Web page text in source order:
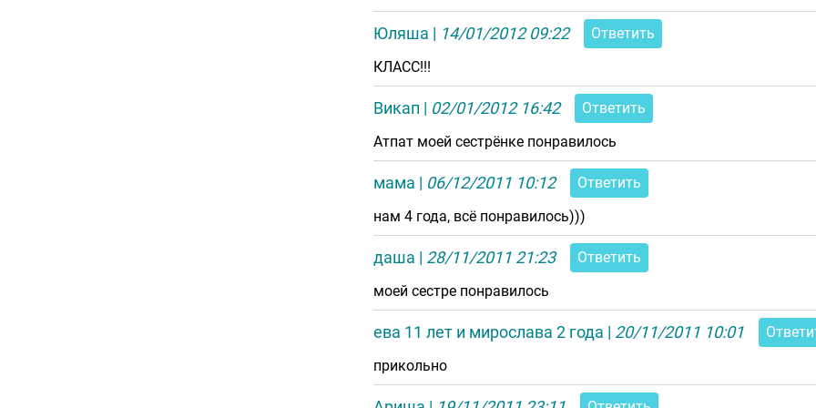
Юляша | 14/01/2012 09:22
Ответить
КЛАСС!!!
Викап | 02/01/2012 16:42
Ответить
Атпат моей сестрёнке понравилось
мама | 06/12/2011 10:12
Ответить
нам 4 года, всё понравилось)))
даша | 28/11/2011 21:23
Ответить
моей сестре понравилось
ева 11 лет и мирослава 2 года | 20/11/2011 10:01
прикольно